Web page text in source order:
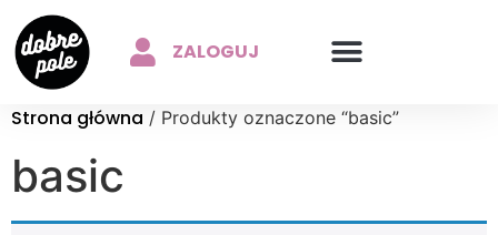
ZALOGUJ
Strona główna / Produkty oznaczone “basic”
basic